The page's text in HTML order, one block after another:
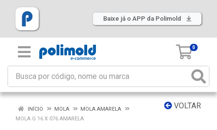
Baixe já o APP da Polimold
0
VOLTAR
INÍCIO MOLA
MOLA AMARELA
MOLA G 16 X 076 AMARELA